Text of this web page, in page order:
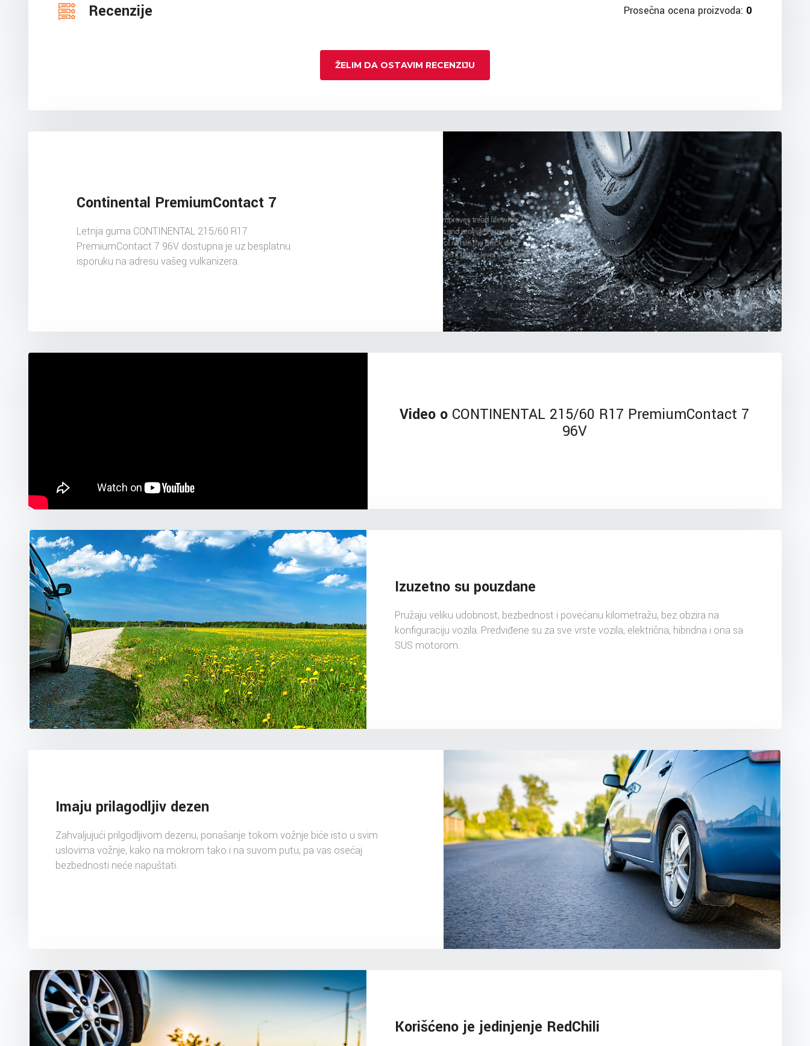
Recenzije Prosečna ocena proizvoda: 0
ŽELIM DA OSTAVIM RECENZIJU
Continental PremiumContact 7
Letnja guma CONTINENTAL 215/60 R17
PremiumContact 7 96V dostupna je uz besplatnu
isporuku na adresu vašeg vulkanizera.
Video o CONTINENTAL 215/60 R17 PremiumContact 7
96V
Izuzetno su pouzdane
Pružaju veliku udobnost, bezbednost i povećanu kilometražu, bez obzira na
konfiguraciju vozila. Predviđene su za sve vrste vozila, električna, hibridna i ona sa
SUS motorom.
Imaju prilagodljiv dezen
Zahvaljujući prilgodljivom dezenu, ponašanje tokom vožnje biće isto u svim
uslovima vožnje, kako na mokrom tako i na suvom putu, pa vas osećaj
bezbednosti neće napuštati.
Korišćeno je jedinjenje RedChili